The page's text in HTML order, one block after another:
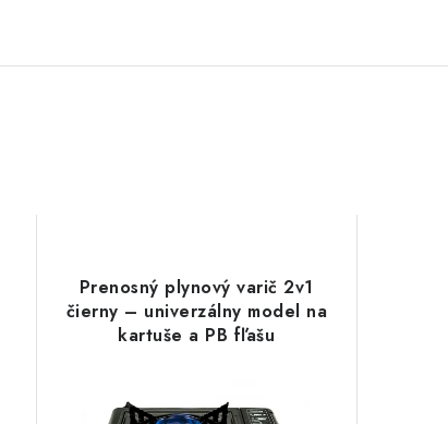
Prenosný plynový varič 2v1
čierny – univerzálny model na
kartuše a PB fľašu